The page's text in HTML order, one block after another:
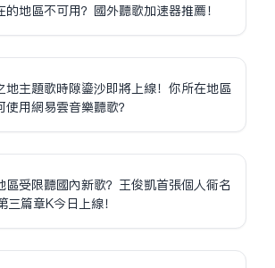
地區不可用？國外聽歌加速器推薦！
地主題歌時隙鎏沙即將上線！你所在地區
用網易雲音樂聽歌？
區受限聽國內新歌？王俊凱首張個人同名
篇章K今日上線！